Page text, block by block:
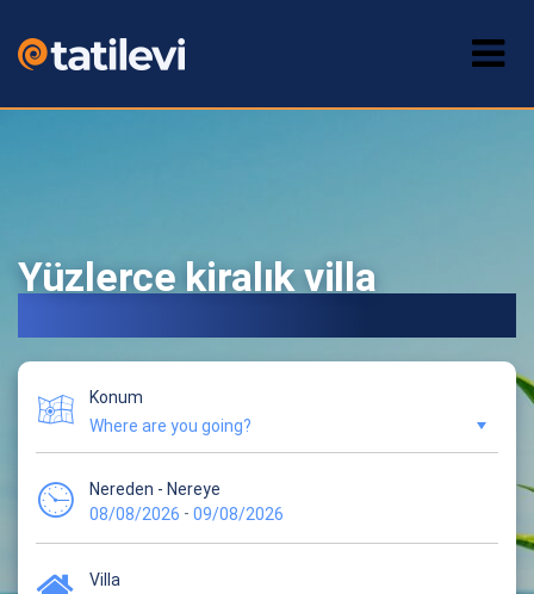
Yüzlerce kiralık villa
Konum
Nereden - Nereye
08/08/2026 - 09/08/2026
Villa